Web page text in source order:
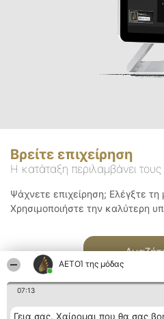
ΑΕΤΟΊ της μόδας
07:13
Γεια σας. Χαίρομαι που θα σας
Βρείτε επιχείρηση
Η κατάταξη περιλαμβάνει
Ψάχνετε επιχείρηση; Ελέγξτε
Χρησιμοποιήστε την καλύτερη